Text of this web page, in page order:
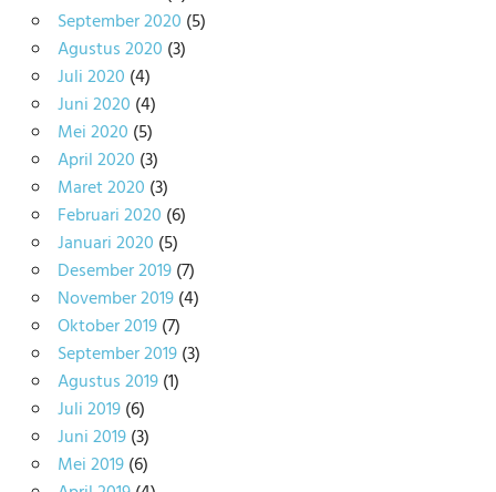
September 2020 (5)
Agustus 2020 (3)
Juli 2020 (4)
Juni 2020 (4)
Mei 2020 (5)
April 2020 (3)
Maret 2020 (3)
Februari 2020 (6)
Januari 2020 (5)
Desember 2019(7)
November 2019(4)
Oktober 2019(7)
September 2019(3)
Agustus 2019(1)
Juli 2019(6)
Juni 2019(3)
Mei 2019(6)